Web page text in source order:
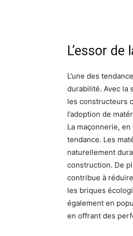
L’essor
L’une des
durabilité. Avec la
les constructeurs
l’adoption de
La maçonnerie,
tendance. Les
naturellement
construction. De
contribue à
les briques
également en
en offrant des